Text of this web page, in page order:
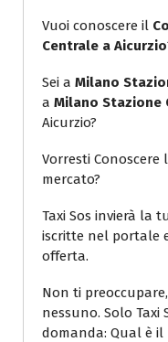
Vuoi conoscere il
Centrale a Aicurzio
Sei a Milano
a Milano Stazione
Aicurzio?
Vorresti
mercato?
Taxi Sos invierà la
iscritte nel portale
offerta.
Non ti
nessuno. Solo
domanda: Qual è il